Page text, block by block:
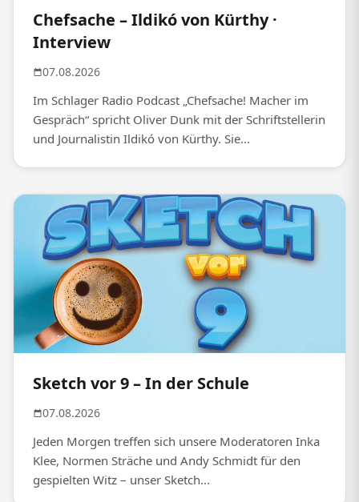
Chefsache – Ildikó von Kürthy ·
Interview
07.08.2026
Im Schlager Radio Podcast „Chefsache! Macher im
Gespräch“ spricht Oliver Dunk mit der Schriftstellerin
und Journalistin Ildikó von Kürthy. Sie...
Sketch vor 9 – In der Schule
07.08.2026
Jeden Morgen treffen sich unsere Moderatoren Inka
Klee, Normen Sträche und Andy Schmidt für den
gespielten Witz – unser Sketch...